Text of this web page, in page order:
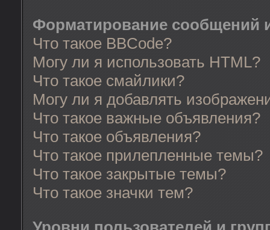
Форматирование сообщений
Что такое BBCode?
Могу ли я использовать HTML?
Что такое смайлики?
Могу ли я добавлять
Что такое важные объявления?
Что такое объявления?
Что такое прилепленные темы?
Что такое закрытые темы?
Что такое значки тем?